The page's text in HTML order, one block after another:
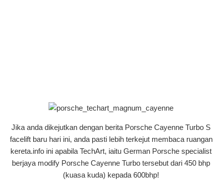
Jika anda dikejutkan dengan berita Porsche Cayenne Turbo S
facelift baru hari ini, anda pasti lebih terkejut membaca ruangan
kereta.info ini apabila TechArt, iaitu German Porsche specialist
berjaya modify Porsche Cayenne Turbo tersebut dari 450 bhp
(kuasa kuda) kepada 600bhp!